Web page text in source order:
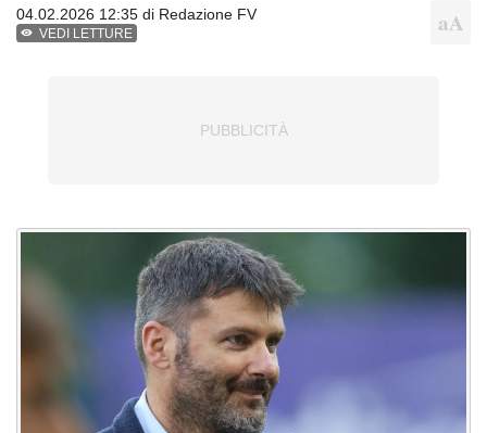
04.02.2026 12:35 di Redazione FV
VEDI LETTURE